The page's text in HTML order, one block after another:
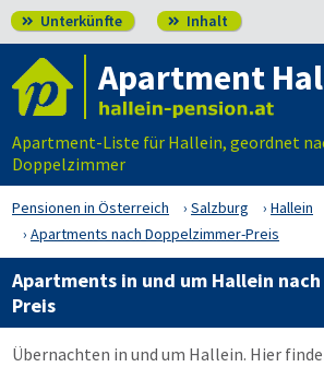
 Unterkünfte  Inhalt
Apartment
Apartment-Liste für Hallein, geordnet
Doppelzimmer
Pensionen in Österreich Salzburg
Hallein
Apartments nach Doppelzimmer-Preis
Apartments in und um Hallein
Preis
Übernachten in und um Hallein. Hier